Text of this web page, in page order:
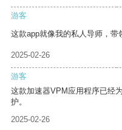
游客
这款app就像我的私人导师，带
2025-02-26
游客
这款加速器VPM应用程序已经
护。
2025-02-26